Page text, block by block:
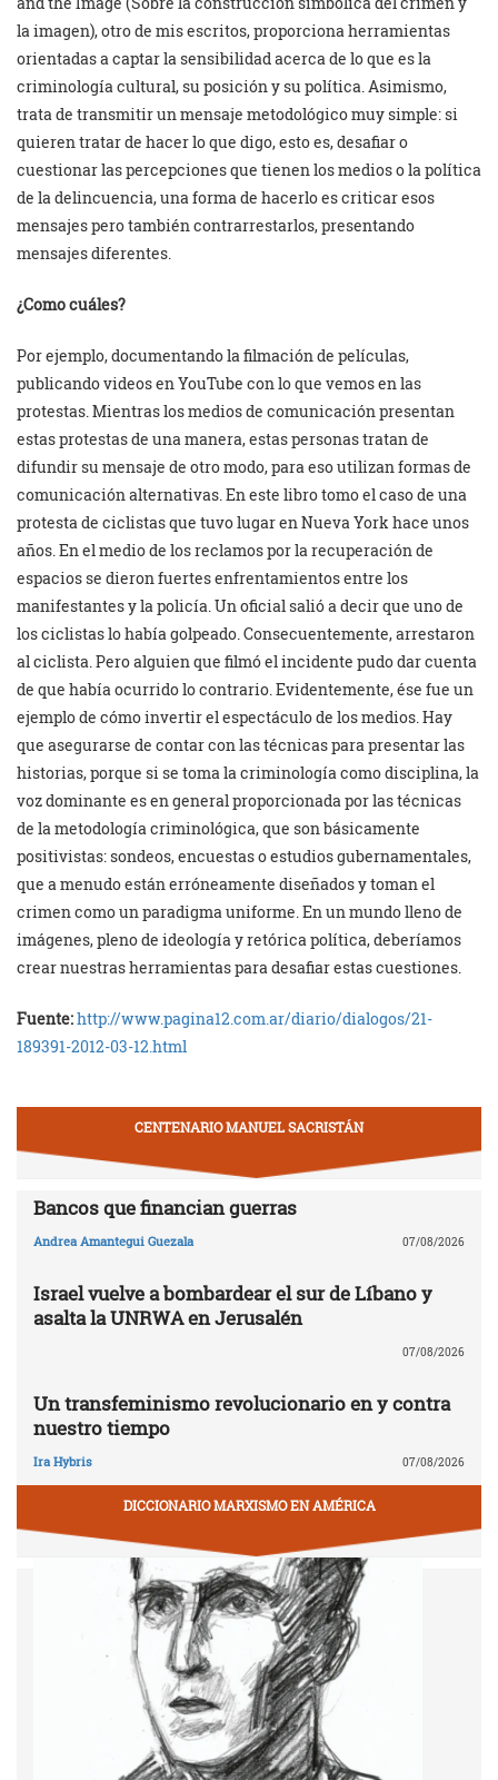
la imagen), otro de mis escritos, proporciona herramientas
orientadas a captar la sensibilidad acerca de lo que es la
criminología cultural, su posición y su política. Asimismo,
trata de transmitir un mensaje metodológico muy simple: si
quieren tratar de hacer lo que digo, esto es, desafiar o
cuestionar las percepciones que tienen los medios o la política
de la delincuencia, una forma de hacerlo es criticar esos
mensajes pero también contrarrestarlos, presentando
mensajes diferentes.
¿Como cuáles?
Por ejemplo, documentando la filmación de películas,
publicando videos en YouTube con lo que vemos en las
protestas. Mientras los medios de comunicación presentan
estas protestas de una manera, estas personas tratan de
difundir su mensaje de otro modo, para eso utilizan formas de
comunicación alternativas. En este libro tomo el caso de una
protesta de ciclistas que tuvo lugar en Nueva York hace unos
años. En el medio de los reclamos por la recuperación de
espacios se dieron fuertes enfrentamientos entre los
manifestantes y la policía. Un oficial salió a decir que uno de
los ciclistas lo había golpeado. Consecuentemente, arrestaron
al ciclista. Pero alguien que filmó el incidente pudo dar cuenta
de que había ocurrido lo contrario. Evidentemente, ése fue un
ejemplo de cómo invertir el espectáculo de los medios. Hay
que asegurarse de contar con las técnicas para presentar las
historias, porque si se toma la criminología como disciplina, la
voz dominante es en general proporcionada por las técnicas
de la metodología criminológica, que son básicamente
positivistas: sondeos, encuestas o estudios gubernamentales,
que a menudo están erróneamente diseñados y toman el
crimen como un paradigma uniforme. En un mundo lleno de
imágenes, pleno de ideología y retórica política, deberíamos
crear nuestras herramientas para desafiar estas cuestiones.
Fuente:http://www.pagina12.com.ar/diario/dialogos/21-
189391-2012-03-12.html
CENTENARIO MANUEL SACRISTÁN
Bancos que financian guerras
Andrea Amantegui Guezala 07/08/2026
Israel vuelve a bombardear el sur de Líbano y
asalta la UNRWA en Jerusalén
07/08/2026
Un transfeminismo revolucionario en y contra
nuestro tiempo
Ira Hybris 07/08/2026
DICCIONARIO MARXISMO EN AMÉRICA